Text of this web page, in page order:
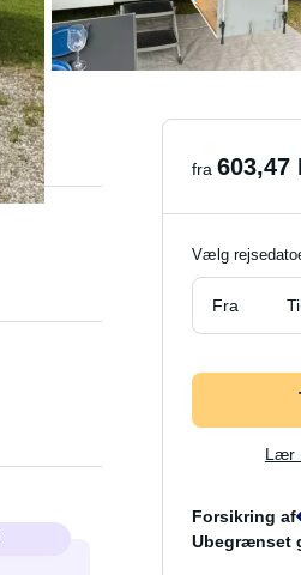
fra603,47
Vælg
Fra
Lær
Forsikring af
Ubegrænset